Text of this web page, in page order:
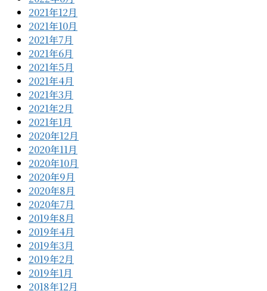
2021年12月
2021年10月
2021年7月
2021年6月
2021年5月
2021年4月
2021年3月
2021年2月
2021年1月
2020年12月
2020年11月
2020年10月
2020年9月
2020年8月
2020年7月
2019年8月
2019年4月
2019年3月
2019年2月
2019年1月
2018年12月